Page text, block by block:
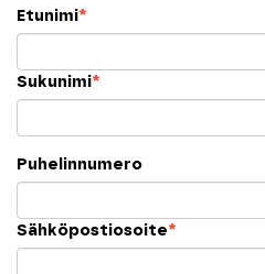
Etunimi*
Sukunimi*
Puhelinnumero
Sähköpostiosoite*